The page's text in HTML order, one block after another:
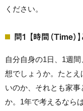
ください。
問1 【時間（Time）
自分自身の1日、1週
想でしょうか。たと
いのか、それとも家
か。1年で考えるなら